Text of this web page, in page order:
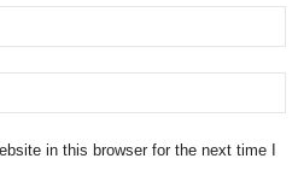
in this browser for the next time I